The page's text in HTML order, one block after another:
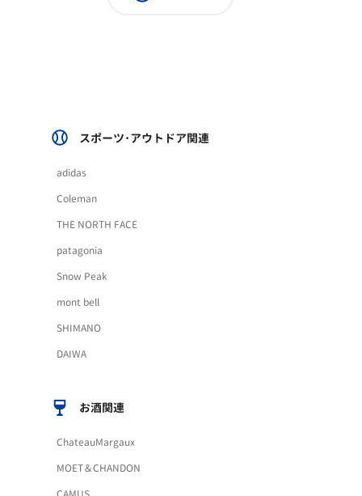
スポーツ･アウトドア関連
adidas
Coleman
THE NORTH FACE
patagonia
Snow Peak
mont bell
SHIMANO
DAIWA
お酒関連
ChateauMargaux
MOET＆CHANDON